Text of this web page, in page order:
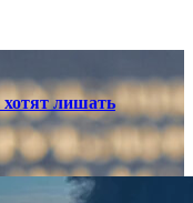
хотят лишать